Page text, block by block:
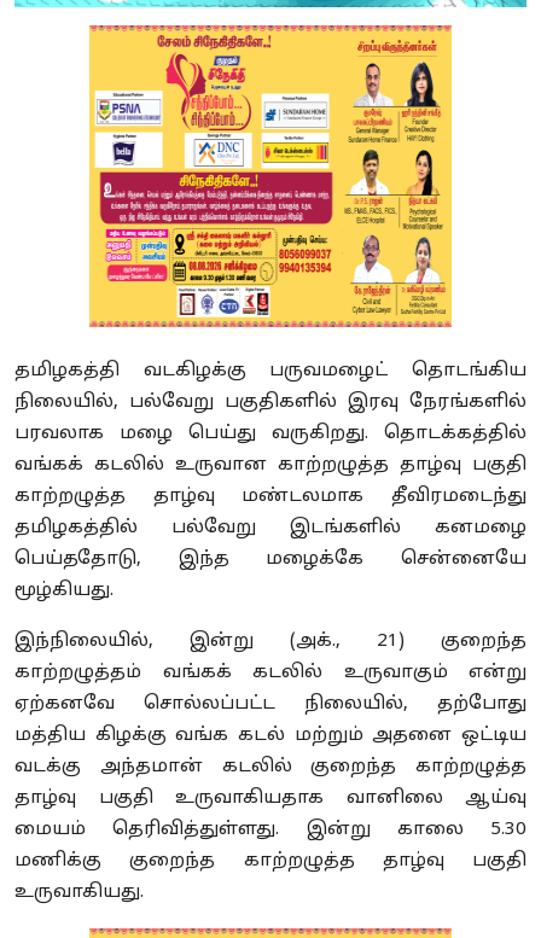
தமிழகத்தி வடகிழக்கு பருவமழைட் தொடங்கிய
நிலையில், பல்வேறு பகுதிகளில் இரவு நேரங்களில்
பரவலாக மழை பெய்து வருகிறது. தொடக்கத்தில்
வங்கக் கடலில் உருவான காற்றழுத்த தாழ்வு பகுதி
காற்றழுத்த தாழ்வு மண்டலமாக தீவிரமடைந்து
தமிழகத்தில் பல்வேறு இடங்களில் கனமழை
பெய்ததோடு, இந்த மழைக்கே சென்னையே
மூழ்கியது.
இந்நிலையில், இன்று (அக்., 21) குறைந்த
காற்றழுத்தம் வங்கக் கடலில் உருவாகும் என்று
ஏற்கனவே சொல்லப்பட்ட நிலையில், தற்போது
மத்திய கிழக்கு வங்க கடல் மற்றும் அதனை ஒட்டிய
வடக்கு அந்தமான் கடலில் குறைந்த காற்றழுத்த
தாழ்வு பகுதி உருவாகியதாக வானிலை ஆய்வு
மையம் தெரிவித்துள்ளது. இன்று காலை 5.30
மணிக்கு குறைந்த காற்றழுத்த தாழ்வு பகுதி
உருவாகியது.